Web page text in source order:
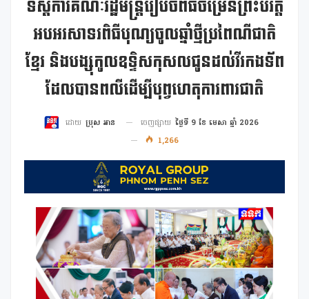
ទីស្តីការគណៈរដ្ឋមន្ត្រីរៀបចំពិធីចម្រើនព្រះបរិត្ត
អបអរសាទរពិធីបុណ្យចូលឆ្នាំថ្មីប្រពៃណីជាតិ
ខ្មែរ និងបង្សុកូលឧទ្ទិសកុសលជូនដល់វីរកងទ័ព
ដែលបានពលីដើម្បីបុព្វហេតុការពារជាតិ
ដោយ ប្រុស អាន ចេញផ្សាយ ថ្ងៃទី 9 ខែ មេសា ឆ្នាំ 2026
1,266